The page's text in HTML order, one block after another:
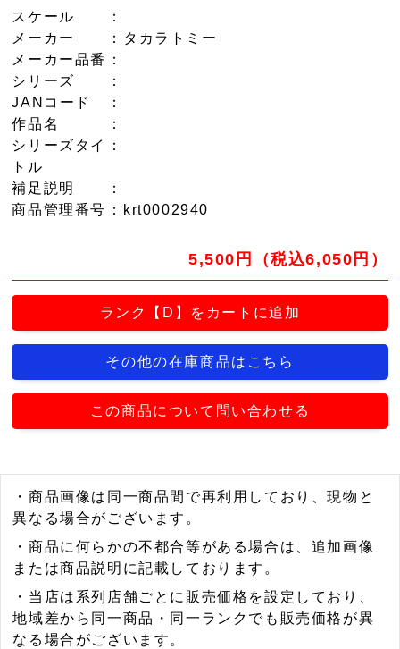
スケール
：
メーカー
：タカラトミー
メーカー品番
：
シリーズ
：
JANコード
：
作品名
：
シリーズタイ
トル
：
補足説明
：
商品管理番号 ：krt0002940
5,500円（税込6,050円）
ランク【D】をカートに追加
その他の在庫商品はこちら
この商品について問い合わせる
・商品画像は同一商品間で再利用しており、現物と
異なる場合がございます。
・商品に何らかの不都合等がある場合は、追加画像
または商品説明に記載しております。
・当店は系列店舗ごとに販売価格を設定しており、
地域差から同一商品・同一ランクでも販売価格が異
なる場合がございます。